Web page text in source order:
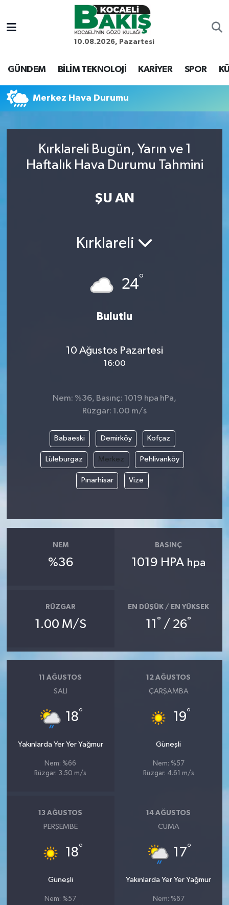
10.08.2026, Pazartesi
GÜNDEM BİLİM TEKNOLOJİ KARİYER SPOR
Merkez Hava Durumu
Kırklareli Bugün, Yarın ve 1
Haftalık Hava Durumu Tahmini
ŞU AN
Kırklareli
24°
Bulutlu
10 Ağustos Pazartesi
16:00
Nem: %36, Basınç: 1019 hpa hPa,
Rüzgar: 1.00 m/s
Babaeski Demirköy Kofçaz
Lüleburgaz Merkez Pehlivanköy
Pınarhisar Vize
NEM
%36
BASINÇ
1019 HPA hpa
RÜZGAR
1.00 M/S
EN DÜŞÜK / EN YÜKSEK
11 ° / 26°
11 AĞUSTOS
SALI
18°
Yakınlarda Yer Yer Yağmur
Nem: %66
Rüzgar: 3.50 m/s
12 AĞUSTOS
ÇARŞAMBA
19°
Güneşli
Nem: %57
Rüzgar: 4.61 m/s
13 AĞUSTOS
PERŞEMBE
18°
Güneşli
Nem: %57
14 AĞUSTOS
CUMA
17°
Yakınlarda Yer Yer Yağmur
Nem: %67
Kocaeli Nöbetçi Eczaneler
Kocaeli Hava Durumu
Tüm Manşetler
Son Dakika Haberleri